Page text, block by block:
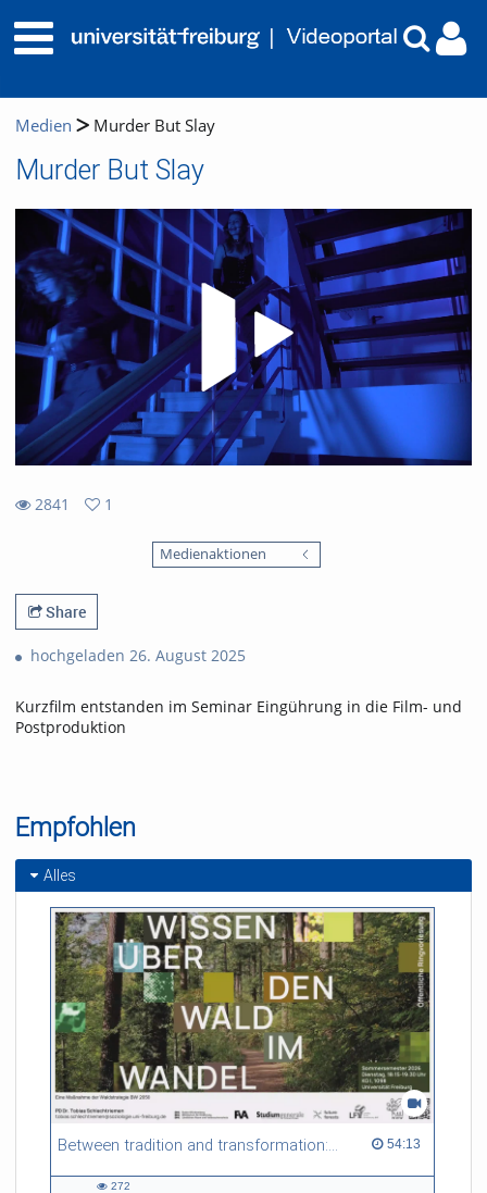
Medien Murder But Slay
Murder But Slay
2841
1
Medienaktionen
Share
hochgeladen 26. August 2025
Kurzfilm entstanden im Seminar Eingührung in die Film- und
Postproduktion
Empfohlen
Alles
Between tradition and transformation: how owners, advisers and institutions co-create knowledge for resilient forests in Europe 54:13
54:13 duration
272